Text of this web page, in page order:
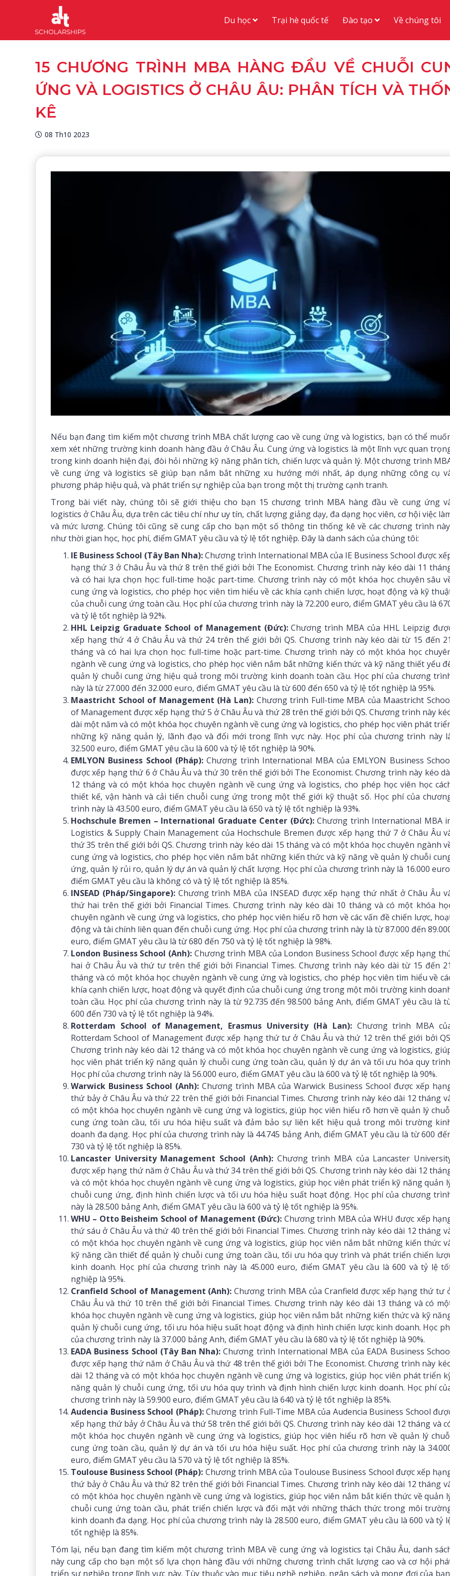
Du học Trại hè quốc tế Đào tạo Về chúng tôi
15 CHƯƠNG TRÌNH MBA HÀNG ĐẦU VỀ CHUỖI
ỨNG VÀ LOGISTICS Ở CHÂU ÂU: PHÂN TÍCH VÀ
KÊ
08 Th10 2023
Nếu bạn đang tìm kiếm một chương trình MBA chất lượng cao về cung ứng và logistics, bạn có thể
xem xét những trường kinh doanh hàng đầu ở Châu Âu. Cung ứng và logistics là một lĩnh vực quan
trong kinh doanh hiện đại, đòi hỏi những kỹ năng phân tích, chiến lược và quản lý. Một chương trình
về cung ứng và logistics sẽ giúp bạn nắm bắt những xu hướng mới nhất, áp dụng những công cụ
phương pháp hiệu quả, và phát triển sự nghiệp của bạn trong một thị trường cạnh tranh.
Trong bài viết này, chúng tôi sẽ giới thiệu cho bạn 15 chương trình MBA hàng đầu về cung ứng
logistics ở Châu Âu, dựa trên các tiêu chí như uy tín, chất lượng giảng dạy, đa dạng học viên, cơ hội việc
và mức lương. Chúng tôi cũng sẽ cung cấp cho bạn một số thông tin thống kê về các chương trình
như thời gian học, học phí, điểm GMAT yêu cầu và tỷ lệ tốt nghiệp. Đây là danh sách của chúng tôi:
IE Business School (Tây Ban Nha):Chương trình International MBA của IE Business School được
hạng thứ 3 ở Châu Âu và thứ 8 trên thế giới bởi The Economist. Chương trình này kéo dài 11
và có hai lựa chọn học: full-time hoặc part-time. Chương trình này có một khóa học chuyên sâu
cung ứng và logistics, cho phép học viên tìm hiểu về các khía cạnh chiến lược, hoạt động và kỹ
của chuỗi cung ứng toàn cầu. Học phí của chương trình này là 72.200 euro, điểm GMAT yêu cầu là
và tỷ lệ tốt nghiệp là 92%.
HHL Leipzig Graduate School of Management (Đức):Chương trình MBA của HHL Leipzig
xếp hạng thứ 4 ở Châu Âu và thứ 24 trên thế giới bởi QS. Chương trình này kéo dài từ 15 đến 21
tháng và có hai lựa chọn học: full-time hoặc part-time. Chương trình này có một khóa học
ngành về cung ứng và logistics, cho phép học viên nắm bắt những kiến thức và kỹ năng thiết yếu
quản lý chuỗi cung ứng hiệu quả trong môi trường kinh doanh toàn cầu. Học phí của chương
này là từ 27.000 đến 32.000 euro, điểm GMAT yêu cầu là từ 600 đến 650 và tỷ lệ tốt nghiệp là 95%.
Maastricht School of Management (Hà Lan):Chương trình Full-time MBA của Maastricht
of Management được xếp hạng thứ 5 ở Châu Âu và thứ 28 trên thế giới bởi QS. Chương trình này
dài một năm và có một khóa học chuyên ngành về cung ứng và logistics, cho phép học viên phát
những kỹ năng quản lý, lãnh đạo và đổi mới trong lĩnh vực này. Học phí của chương trình này
32.500 euro, điểm GMAT yêu cầu là 600 và tỷ lệ tốt nghiệp là 90%.
EMLYON Business School (Pháp): Chương trình International MBA của EMLYON Business
được xếp hạng thứ 6 ở Châu Âu và thứ 30 trên thế giới bởi The Economist. Chương trình này kéo
12 tháng và có một khóa học chuyên ngành về cung ứng và logistics, cho phép học viên học
thiết kế, vận hành và cải tiến chuỗi cung ứng trong một thế giới kỹ thuật số. Học phí của
trình này là 43.500 euro, điểm GMAT yêu cầu là 650 và tỷ lệ tốt nghiệp là 93%.
Hochschule Bremen – International Graduate Center (Đức):Chương trình International MBA
Logistics & Supply Chain Management của Hochschule Bremen được xếp hạng thứ 7 ở Châu Âu
thứ 35 trên thế giới bởi QS. Chương trình này kéo dài 15 tháng và có một khóa học chuyên ngành
cung ứng và logistics, cho phép học viên nắm bắt những kiến thức và kỹ năng về quản lý chuỗi
ứng, quản lý rủi ro, quản lý dự án và quản lý chất lượng. Học phí của chương trình này là 16.000
điểm GMAT yêu cầu là không có và tỷ lệ tốt nghiệp là 85%.
INSEAD (Pháp/Singapore):Chương trình MBA của INSEAD được xếp hạng thứ nhất ở Châu Âu
thứ hai trên thế giới bởi Financial Times. Chương trình này kéo dài 10 tháng và có một khóa
chuyên ngành về cung ứng và logistics, cho phép học viên hiểu rõ hơn về các vấn đề chiến lược,
động và tài chính liên quan đến chuỗi cung ứng. Học phí của chương trình này là từ 87.000 đến
euro, điểm GMAT yêu cầu là từ 680 đến 750 và tỷ lệ tốt nghiệp là 98%.
London Business School (Anh):Chương trình MBA của London Business School được xếp hạng
hai ở Châu Âu và thứ tư trên thế giới bởi Financial Times. Chương trình này kéo dài từ 15 đến 21
tháng và có một khóa học chuyên ngành về cung ứng và logistics, cho phép học viên tìm hiểu về
khía cạnh chiến lược, hoạt động và quyết định của chuỗi cung ứng trong một môi trường kinh
toàn cầu. Học phí của chương trình này là từ 92.735 đến 98.500 bảng Anh, điểm GMAT yêu cầu là
600 đến 730 và tỷ lệ tốt nghiệp là 94%.
Rotterdam School of Management, Erasmus University (Hà Lan):Chương trình MBA
Rotterdam School of Management được xếp hạng thứ tư ở Châu Âu và thứ 12 trên thế giới bởi
Chương trình này kéo dài 12 tháng và có một khóa học chuyên ngành về cung ứng và logistics,
học viên phát triển kỹ năng quản lý chuỗi cung ứng toàn cầu, quản lý dự án và tối ưu hóa quy
Học phí của chương trình này là 56.000 euro, điểm GMAT yêu cầu là 600 và tỷ lệ tốt nghiệp là 90%.
Warwick Business School (Anh):Chương trình MBA của Warwick Business School được xếp
thứ bảy ở Châu Âu và thứ 22 trên thế giới bởi Financial Times. Chương trình này kéo dài 12 tháng
có một khóa học chuyên ngành về cung ứng và logistics, giúp học viên hiểu rõ hơn về quản lý
cung ứng toàn cầu, tối ưu hóa hiệu suất và đảm bảo sự liên kết hiệu quả trong môi trường
doanh đa dạng. Học phí của chương trình này là 44.745 bảng Anh, điểm GMAT yêu cầu là từ 600
730 và tỷ lệ tốt nghiệp là 85%.
Lancaster University Management School (Anh):Chương trình MBA của Lancaster
được xếp hạng thứ năm ở Châu Âu và thứ 34 trên thế giới bởi QS. Chương trình này kéo dài 12
và có một khóa học chuyên ngành về cung ứng và logistics, giúp học viên phát triển kỹ năng quản
chuỗi cung ứng, định hình chiến lược và tối ưu hóa hiệu suất hoạt động. Học phí của chương
này là 28.500 bảng Anh, điểm GMAT yêu cầu là 600 và tỷ lệ tốt nghiệp là 95%.
WHU – Otto Beisheim School of Management (Đức): Chương trình MBA của WHU được xếp
thứ sáu ở Châu Âu và thứ 40 trên thế giới bởi Financial Times. Chương trình này kéo dài 12 tháng
có một khóa học chuyên ngành về cung ứng và logistics, giúp học viên nắm bắt những kiến thức
kỹ năng cần thiết để quản lý chuỗi cung ứng toàn cầu, tối ưu hóa quy trình và phát triển chiến
kinh doanh. Học phí của chương trình này là 45.000 euro, điểm GMAT yêu cầu là 600 và tỷ lệ
nghiệp là 95%.
Cranfield School of Management (Anh): Chương trình MBA của Cranfield được xếp hạng thứ tư
Châu Âu và thứ 10 trên thế giới bởi Financial Times. Chương trình này kéo dài 13 tháng và có
khóa học chuyên ngành về cung ứng và logistics, giúp học viên nắm bắt những kiến thức và kỹ
quản lý chuỗi cung ứng, tối ưu hóa hiệu suất hoạt động và định hình chiến lược kinh doanh. Học
của chương trình này là 37.000 bảng Anh, điểm GMAT yêu cầu là 680 và tỷ lệ tốt nghiệp là 90%.
EADA Business School (Tây Ban Nha):Chương trình International MBA của EADA Business
được xếp hạng thứ năm ở Châu Âu và thứ 48 trên thế giới bởi The Economist. Chương trình này
dài 12 tháng và có một khóa học chuyên ngành về cung ứng và logistics, giúp học viên phát triển
năng quản lý chuỗi cung ứng, tối ưu hóa quy trình và định hình chiến lược kinh doanh. Học phí
chương trình này là 59.900 euro, điểm GMAT yêu cầu là 640 và tỷ lệ tốt nghiệp là 85%.
Audencia Business School (Pháp):Chương trình Full-Time MBA của Audencia Business School
xếp hạng thứ bảy ở Châu Âu và thứ 58 trên thế giới bởi QS. Chương trình này kéo dài 12 tháng và
một khóa học chuyên ngành về cung ứng và logistics, giúp học viên hiểu rõ hơn về quản lý
cung ứng toàn cầu, quản lý dự án và tối ưu hóa hiệu suất. Học phí của chương trình này là
euro, điểm GMAT yêu cầu là 570 và tỷ lệ tốt nghiệp là 85%.
Toulouse Business School (Pháp): Chương trình MBA của Toulouse Business School được xếp
thứ bảy ở Châu Âu và thứ 82 trên thế giới bởi Financial Times. Chương trình này kéo dài 12 tháng
có một khóa học chuyên ngành về cung ứng và logistics, giúp học viên nắm bắt kiến thức về quản
chuỗi cung ứng toàn cầu, phát triển chiến lược và đối mặt với những thách thức trong môi
kinh doanh đa dạng. Học phí của chương trình này là 28.500 euro, điểm GMAT yêu cầu là 600 và tỷ
tốt nghiệp là 85%.
Tóm lại, nếu bạn đang tìm kiếm một chương trình MBA về cung ứng và logistics tại Châu Âu, danh
này cung cấp cho bạn một số lựa chọn hàng đầu với những chương trình chất lượng cao và cơ hội
triển sự nghiệp trong lĩnh vực này. Tùy thuộc vào mục tiêu nghề nghiệp, ngân sách và mong đợi của